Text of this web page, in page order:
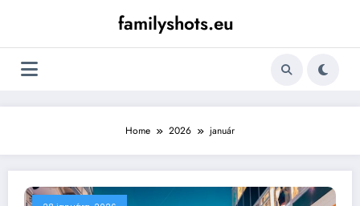
familyshots.eu
Home 2026 január